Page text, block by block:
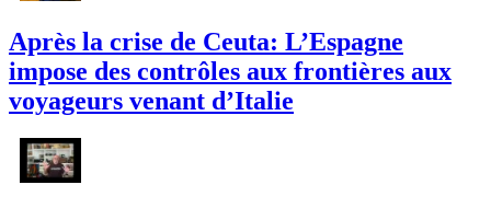
Après la crise de Ceuta: L’Espagne
impose des contrôles aux frontières aux
voyageurs venant d’Italie